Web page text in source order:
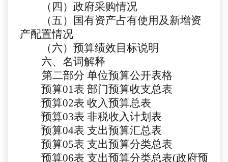
（四）政府采购情况
（五）国有资产占有使用及新增资
产配置情况
（六）预算绩效目标说明
六、名词解释
第二部分 单位预算公开表格
预算01表 部门预算收支总表
预算02表 收入预算总表
预算03表 非税收入计划表
预算04表 支出预算汇总表
预算05表 支出预算分类总表
预算06表 支出预算分类总表(政府预